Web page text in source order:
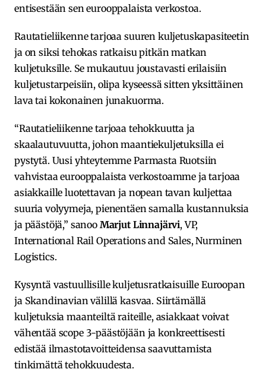
entisestään sen eurooppalaista verkostoa.
Rautatieliikenne tarjoaa suuren kuljetuskapasiteetin
ja on siksi tehokas ratkaisu pitkän matkan
kuljetuksille. Se mukautuu joustavasti erilaisiin
kuljetustarpeisiin, olipa kyseessä sitten yksittäinen
lava tai kokonainen junakuorma.
“Rautatieliikenne tarjoaa tehokkuutta ja
skaalautuvuutta, johon maantiekuljetuksilla ei
pystytä. Uusi yhteytemme Parmasta Ruotsiin
vahvistaa eurooppalaista verkostoamme ja tarjoaa
asiakkaille luotettavan ja nopean tavan kuljettaa
suuria volyymeja, pienentäen samalla kustannuksia
ja päästöjä,” sanoo Marjut Linnajärvi, VP,
International Rail Operations and Sales, Nurminen
Logistics.
Kysyntä vastuullisille kuljetusratkaisuille Euroopan
ja Skandinavian välillä kasvaa. Siirtämällä
kuljetuksia maanteiltä raiteille, asiakkaat voivat
vähentää scope 3-päästöjään ja konkreettisesti
edistää ilmastotavoitteidensa saavuttamista
tinkimättä tehokkuudesta.